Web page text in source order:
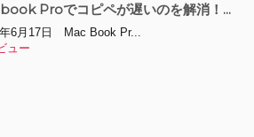
Proでコピペが遅いのを解消！...
6月17日 Mac Book Pr...
ュー